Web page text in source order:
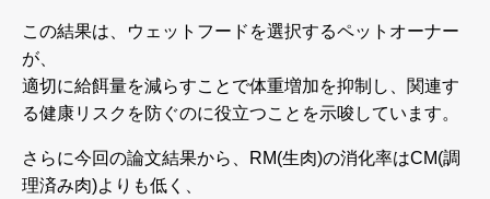
この結果は、ウェットフードを選択するペットオーナー
が、
適切に給餌量を減らすことで体重増加を抑制し、関連す
る健康リスクを防ぐのに役立つことを示唆しています。
さらに今回の論文結果から、RM(生肉)の消化率はCM(調
理済み肉)よりも低く、